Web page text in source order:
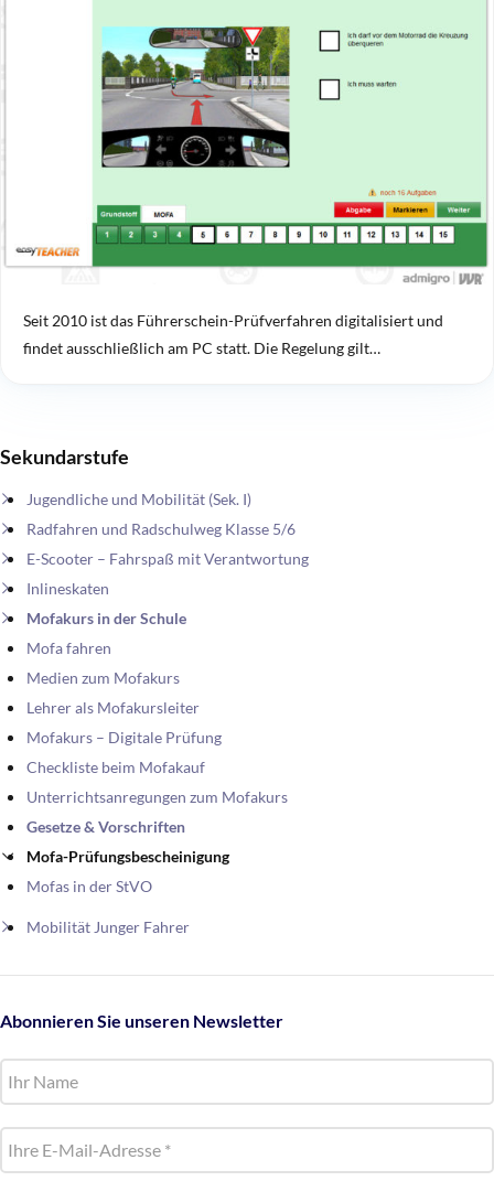
Sekundarstufe
Jugendliche und Mobilität (Sek. I)
Radfahren und Radschulweg Klasse 5/6
E-Scooter – Fahrspaß mit Verantwortung
Inlineskaten
Mofakurs in der Schule
Mofa fahren
Medien zum Mofakurs
Lehrer als Mofakursleiter
Mofakurs – Digitale Prüfung
Checkliste beim Mofakauf
Unterrichtsanregungen zum Mofakurs
Gesetze & Vorschriften
Mofa-Prüfungsbescheinigung
Mofas in der StVO
Mobilität Junger Fahrer
Abonnieren Sie unseren Newsletter
Seit 2010 ist das Führerschein-Prüfverfahren digitalisiert und
findet ausschließlich am PC statt. Die Regelung gilt…